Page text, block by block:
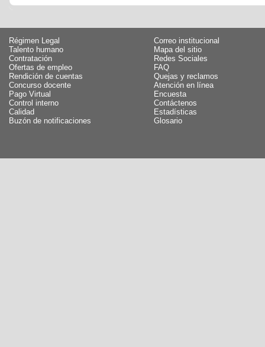
Régimen Legal
Talento humano
Contratación
Ofertas de empleo
Rendición de cuentas
Concurso docente
Pago Virtual
Control interno
Calidad
Buzón de notificaciones
Correo institucional
Mapa del sitio
Redes Sociales
FAQ
Quejas y reclamos
Atención en línea
Encuesta
Contáctenos
Estadísticas
Glosario